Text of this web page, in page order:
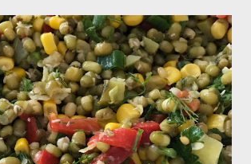
seçim sürecini..Olur mu:) Eveet
bayılarak yediğim zeytinyağlı enginar
enginarlarım geçen sene dondurucuya
tazeleri çıktı ben stoklarımı eritmek için
tazeleriyle yapın derim:)Hadi o zaman
biz.. Malzemeler: 8 tane enginar ç...